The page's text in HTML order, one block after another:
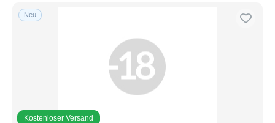
Neu
Kostenloser Versand